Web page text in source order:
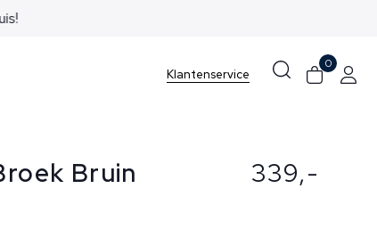
Klantenservice
0
Bruin 339,-